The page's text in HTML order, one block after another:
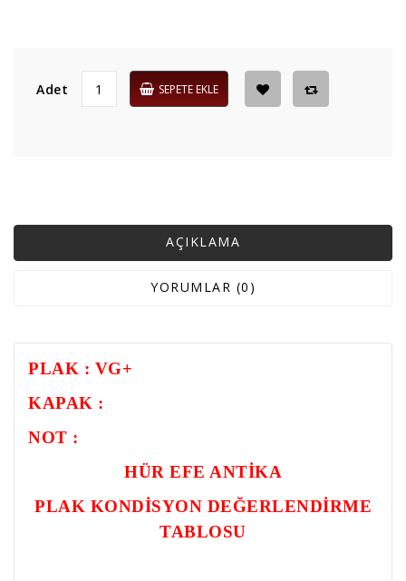
Adet SEPETE EKLE
AÇIKLAMA
YORUMLAR (0)
PLAK : VG+
KAPAK :
NOT :
HÜR EFE ANTİKA
PLAK KONDİSYON DEĞERLENDİRME
TABLOSU